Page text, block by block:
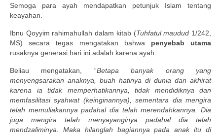
Semoga para ayah mendapatkan petunjuk Islam tentang
keayahan.
Ibnu Qoyyim rahimahullah dalam kitab (Tuhfatul maudud 1/242,
MS) secara tegas mengatakan bahwa penyebab utama
rusaknya generasi hari ini adalah karena ayah.
Beliau mengatakan, “Betapa banyak orang yang
menyengsarakan anaknya, buah hatinya di dunia dan akhirat
karena ia tidak memperhatikannya, tidak mendidiknya dan
memfasilitasi syahwat (keinginannya), sementara dia mengira
telah memuliakannya padahal dia telah merendahkannya. Dia
juga mengira telah menyayanginya padahal dia telah
mendzaliminya. Maka hilanglah bagiannya pada anak itu di